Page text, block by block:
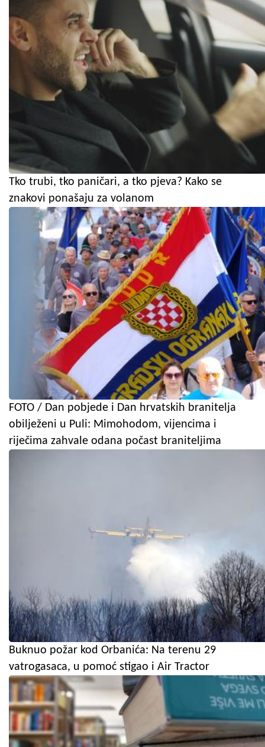
Tko trubi, tko paničari, a tko pjeva? Kako se
znakovi ponašaju za volanom
FOTO / Dan pobjede i Dan hrvatskih branitelja
obilježeni u Puli: Mimohodom, vijencima i
riječima zahvale odana počast braniteljima
Buknuo požar kod Orbanića: Na terenu 29
vatrogasaca, u pomoć stigao i Air Tractor